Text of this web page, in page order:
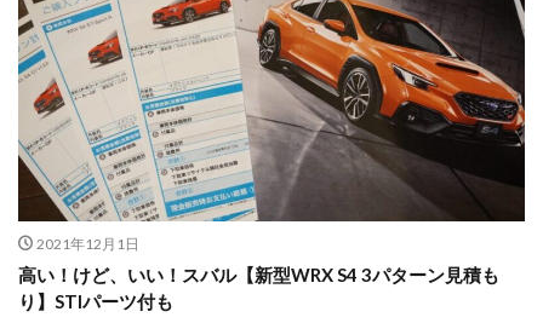
2021年12月1日
高い！けど、いい！スバル【新型WRX S4 3パターン見積も
り】STIパーツ付も